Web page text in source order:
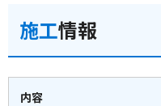
施工情報
内容